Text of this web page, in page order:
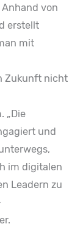
von
erstellt
mit
Zukunft nicht
„Die
und
im digitalen
Leadern zu